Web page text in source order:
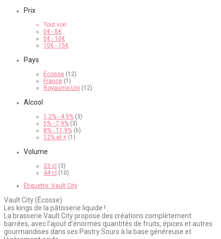
Prix
Tout voir
0€ - 5€
5€ - 10€
10€ - 15€
Pays
Écosse (12)
France (1)
Royaume-Uni (12)
Alcool
1,2% - 4,9% (3)
5% - 7,9% (3)
8% - 11,9% (6)
12% et + (1)
Volume
33 cl (3)
44 cl (10)
Étiquette: Vault City
Vault City (Écosse)
Les kings de la pâtisserie liquide !
La brasserie Vault City propose des créations complètement
barrées, avec l’ajout d’énormes quantités de fruits, épices et autres
gourmandises dans ses Pastry Sours à la base généreuse et